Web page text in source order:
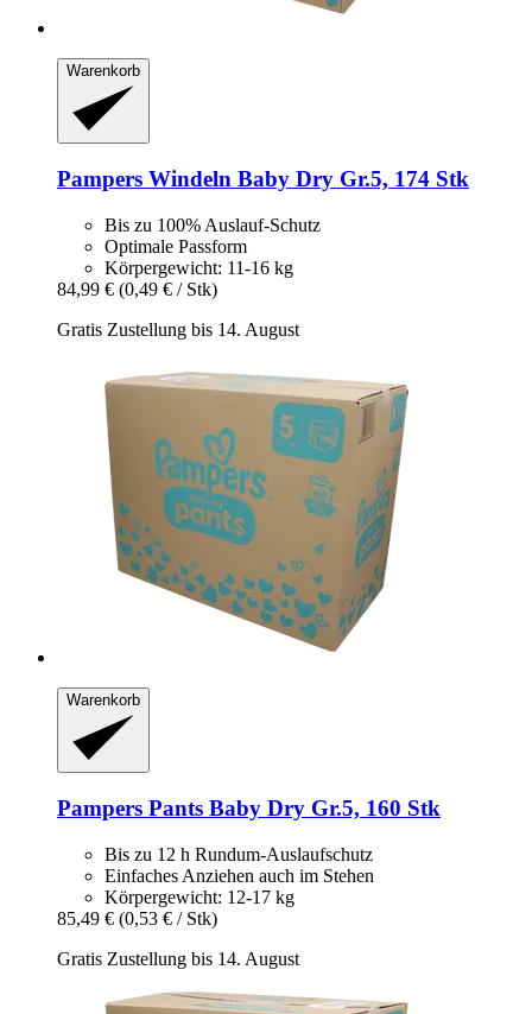
Warenkorb
Pampers Windeln Baby Dry Gr.5, 174 Stk
Bis zu 100% Auslauf-Schutz
Optimale Passform
Körpergewicht: 11-16 kg
84,99 € (0,49 € / Stk)
Gratis Zustellung bis 14. August
Warenkorb
Pampers Pants Baby Dry Gr.5, 160 Stk
Bis zu 12 h Rundum-Auslaufschutz
Einfaches Anziehen auch im Stehen
Körpergewicht: 12-17 kg
85,49 € (0,53 € / Stk)
Gratis Zustellung bis 14. August